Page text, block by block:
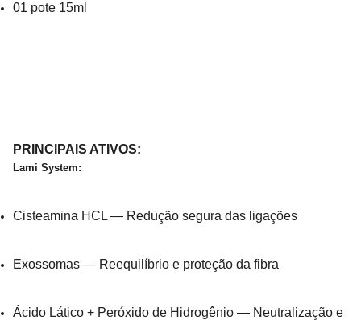
01 pote 15ml
PRINCIPAIS ATIVOS:
Lami System:
Cisteamina HCL — Redução segura das ligações
Exossomas — Reequilíbrio e proteção da fibra
Ácido Lático + Peróxido de Hidrogênio — Neutralização e